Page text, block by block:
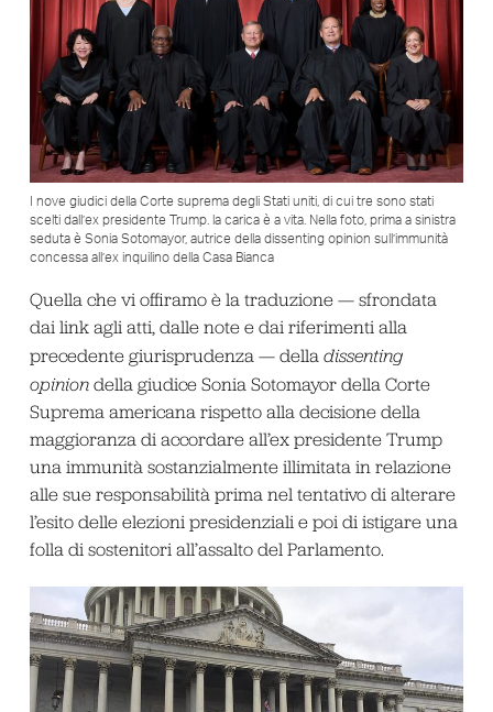
I nove giudici della Corte suprema degli Stati uniti, di cui tre sono stati
scelti dall’ex presidente Trump. la carica è a vita. Nella foto, prima a sinistra
seduta è Sonia Sotomayor, autrice della dissenting opinion sull’immunità
concessa all’ex inquilino della Casa Bianca
Quella che vi offiramo è la traduzione — sfrondata
dai link agli atti, dalle note e dai riferimenti alla
precedente giurisprudenza — della dissenting
opiniondella giudice Sonia Sotomayor della Corte
Suprema americana rispetto alla decisione della
maggioranza di accordare all’ex presidente Trump
una immunità sostanzialmente illimitata in relazione
alle sue responsabilità prima nel tentativo di alterare
l’esito delle elezioni presidenziali e poi di istigare una
folla di sostenitori all’assalto del Parlamento.